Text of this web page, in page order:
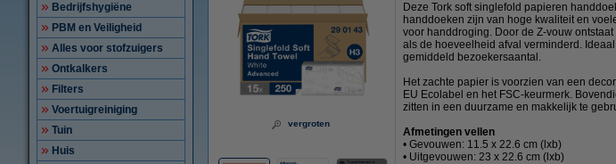
Bedrijfshygiëne
PBM en Veiligheid
Alles voor stofzuigers
Ontkalkers
Filters
Voertuigreiniging
Tuin
Huis
vergroten
Deze Tork soft singlefold papieren
handdoeken zijn van hoge kwaliteit en
voor handdroging. Door de Z-vouw
als de hoeveelheid afval verminderd.
gemiddeld bezoekersaantal.
Het zachte papier is voorzien van een
EU Ecolabel en het FSC-keurmerk.
zitten in een duurzame en makkelijk te
Afmetingen vellen
• Gevouwen: 11.5 x 22.6 cm (lxb)
• Uitgevouwen: 23 x 22.6 cm (lxb)